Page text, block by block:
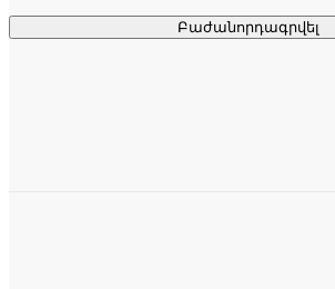
Բաժանորդագրվել